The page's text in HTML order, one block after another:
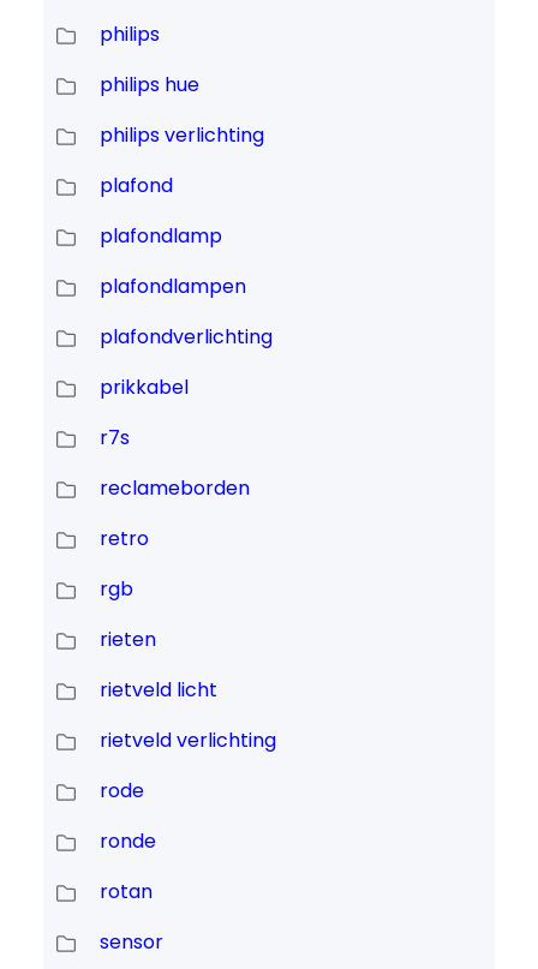
philips
philips hue
philips verlichting
plafond
plafondlamp
plafondlampen
plafondverlichting
prikkabel
r7s
reclameborden
retro
rgb
rieten
rietveld licht
rietveld verlichting
rode
ronde
rotan
sensor